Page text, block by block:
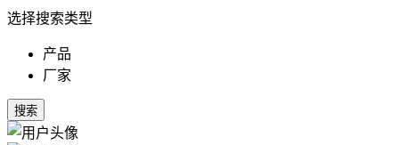
选择搜索类型
产品
厂家
搜索